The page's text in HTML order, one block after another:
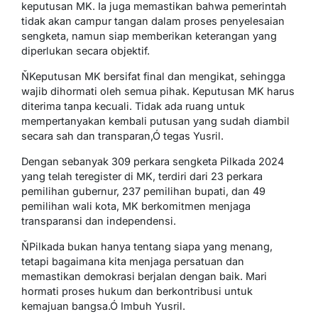
keputusan MK. Ia juga memastikan bahwa pemerintah
tidak akan campur tangan dalam proses penyelesaian
sengketa, namun siap memberikan keterangan yang
diperlukan secara objektif.
ŇKeputusan MK bersifat final dan mengikat, sehingga
wajib dihormati oleh semua pihak. Keputusan MK harus
diterima tanpa kecuali. Tidak ada ruang untuk
mempertanyakan kembali putusan yang sudah diambil
secara sah dan transparan,Ó tegas Yusril.
Dengan sebanyak 309 perkara sengketa Pilkada 2024
yang telah teregister di MK, terdiri dari 23 perkara
pemilihan gubernur, 237 pemilihan bupati, dan 49
pemilihan wali kota, MK berkomitmen menjaga
transparansi dan independensi.
ŇPilkada bukan hanya tentang siapa yang menang,
tetapi bagaimana kita menjaga persatuan dan
memastikan demokrasi berjalan dengan baik. Mari
hormati proses hukum dan berkontribusi untuk
kemajuan bangsa.Ó Imbuh Yusril.